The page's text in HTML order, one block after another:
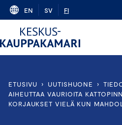
Skip
content
EN SV FI
ETUSIVU › UUTISHUONE ›
AIHEUTTAA VAURIOITA
KORJAUKSET VIELÄ KUN